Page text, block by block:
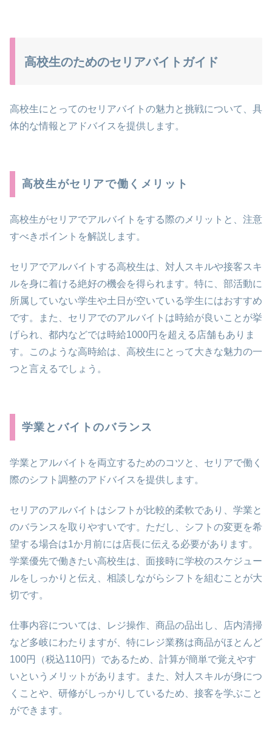
高校生のためのセリアバイトガイド
高校生にとってのセリアバイトの魅力と挑戦について、具
体的な情報とアドバイスを提供します。
高校生がセリアで働くメリット
高校生がセリアでアルバイトをする際のメリットと、注意
すべきポイントを解説します。
セリアでアルバイトする高校生は、対人スキルや接客スキ
ルを身に着ける絶好の機会を得られます。特に、部活動に
所属していない学生や土日が空いている学生にはおすすめ
です。また、セリアでのアルバイトは時給が良いことが挙
げられ、都内などでは時給1000円を超える店舗もありま
す。このような高時給は、高校生にとって大きな魅力の一
つと言えるでしょう。
学業とバイトのバランス
学業とアルバイトを両立するためのコツと、セリアで働く
際のシフト調整のアドバイスを提供します。
セリアのアルバイトはシフトが比較的柔軟であり、学業と
のバランスを取りやすいです。ただし、シフトの変更を希
望する場合は1か月前には店長に伝える必要があります。
学業優先で働きたい高校生は、面接時に学校のスケジュー
ルをしっかりと伝え、相談しながらシフトを組むことが大
切です。
仕事内容については、レジ操作、商品の品出し、店内清掃
など多岐にわたりますが、特にレジ業務は商品がほとんど
100円（税込110円）であるため、計算が簡単で覚えやす
いというメリットがあります。また、対人スキルが身につ
くことや、研修がしっかりしているため、接客を学ぶこと
ができます。